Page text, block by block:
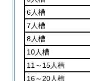
6人槽
7人槽
8人槽
10人槽
11～15人槽
16～20人槽